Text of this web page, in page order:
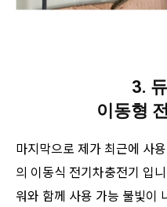
3.
이동형
마지막으로 제가 최근에 사
의 이동식 전기차충전기 입
워와 함께 사용 가능 불빛이